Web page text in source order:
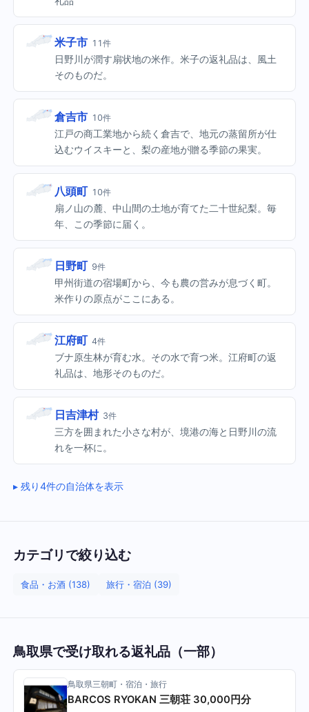
米子市 11件
日野川が潤す扇状地の米作。米子の返礼品は、風土
そのものだ。
倉吉市 10件
江戸の商工業地から続く倉吉で、地元の蒸留所が仕
込むウイスキーと、梨の産地が贈る季節の果実。
八頭町 10件
扇ノ山の麓、中山間の土地が育てた二十世紀梨。毎
年、この季節に届く。
日野町 9件
甲州街道の宿場町から、今も農の営みが息づく町。
米作りの原点がここにある。
江府町 4件
ブナ原生林が育む水。その水で育つ米。江府町の返
礼品は、地形そのものだ。
日吉津村 3件
三方を囲まれた小さな村が、境港の海と日野川の流
れを一杯に。
残り4件の自治体を表示
カテゴリで絞り込む
食品・お酒 (138) 旅行・宿泊 (39)
鳥取県で受け取れる返礼品（一部）
鳥取県三朝町・宿泊・旅行
BARCOS RYOKAN 三朝荘 30,000円分